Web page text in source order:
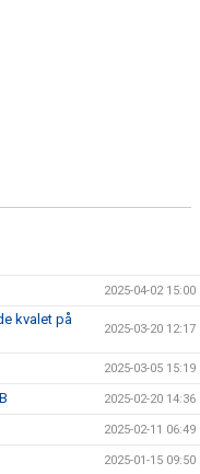
2025-04-02 15:00
kvalet på
2025-03-20 12:17
2025-03-05 15:19
2025-02-20 14:36
2025-02-11 06:49
2025-01-15 09:50